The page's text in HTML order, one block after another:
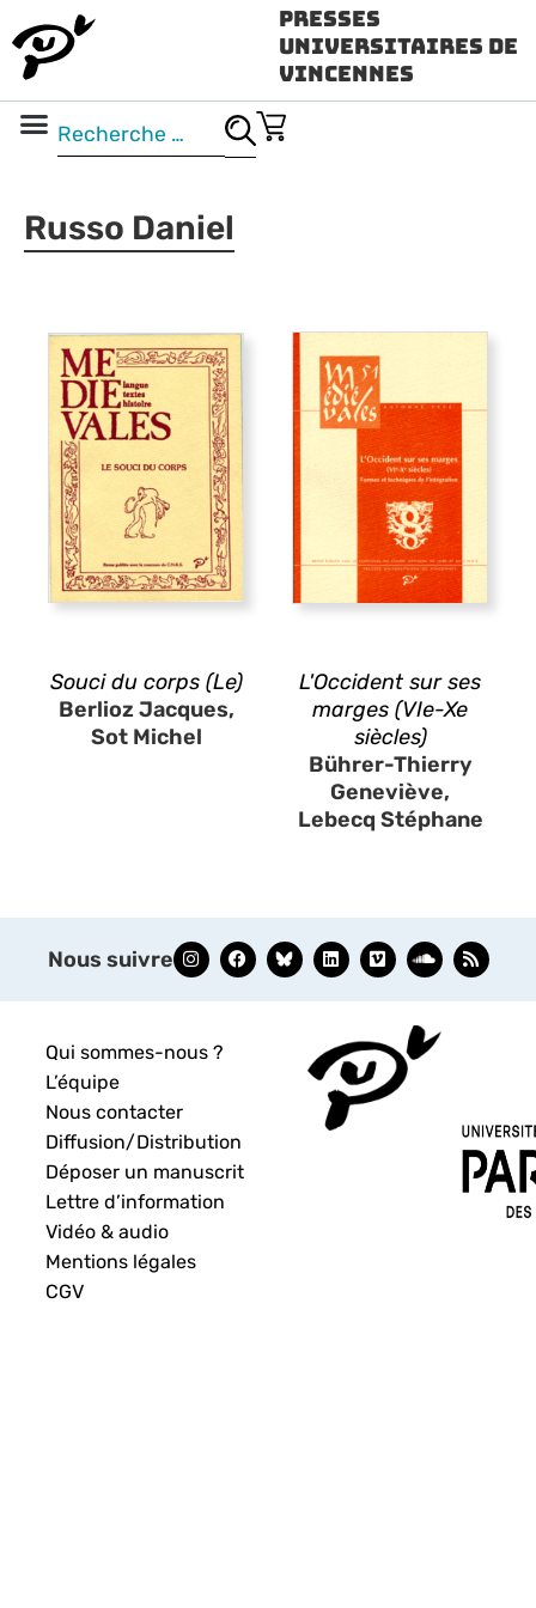
Presses
Universitaires de
Vincennes
Russo Daniel
Souci du corps (Le)
Berlioz Jacques,
Sot Michel
L'Occident sur ses
marges (VIe-Xe
siècles)
Bührer-Thierry
Geneviève,
Lebecq Stéphane
Nous suivre
Qui sommes-nous ?
L’équipe
Nous contacter
Diffusion/Distribution
Déposer un manuscrit
Lettre d’information
Vidéo & audio
Mentions légales
CGV